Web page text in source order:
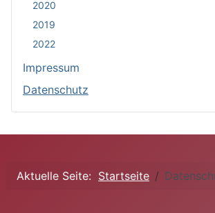
2020
2019
2022
Impressum
Datenschutz
Aktuelle Seite: Startseite